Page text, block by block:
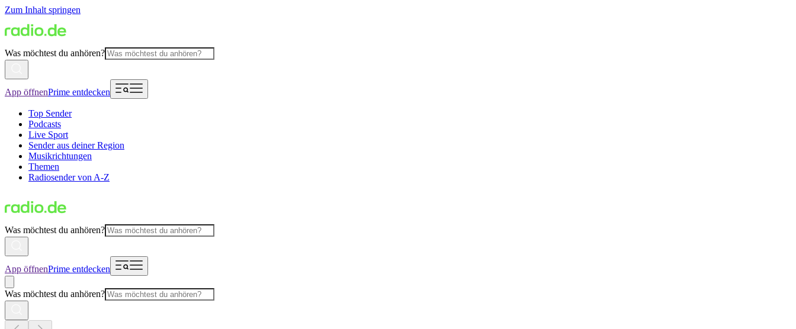
Zum Inhalt springen
Was möchtest du anhören?
App öffnenPrime entdecken
Top Sender
Podcasts
Live Sport
Sender aus deiner Region
Musikrichtungen
Themen
Radiosender von A-Z
Was möchtest du anhören?
App öffnenPrime entdecken
Was möchtest du anhören?